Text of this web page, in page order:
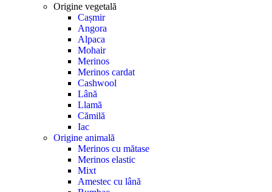
Origine vegetală
Cașmir
Angora
Alpaca
Mohair
Merinos
Merinos cardat
Cashwool
Lână
Llamă
Cămilă
Iac
Origine animală
Merinos cu mătase
Merinos elastic
Mixt
Amestec cu lână